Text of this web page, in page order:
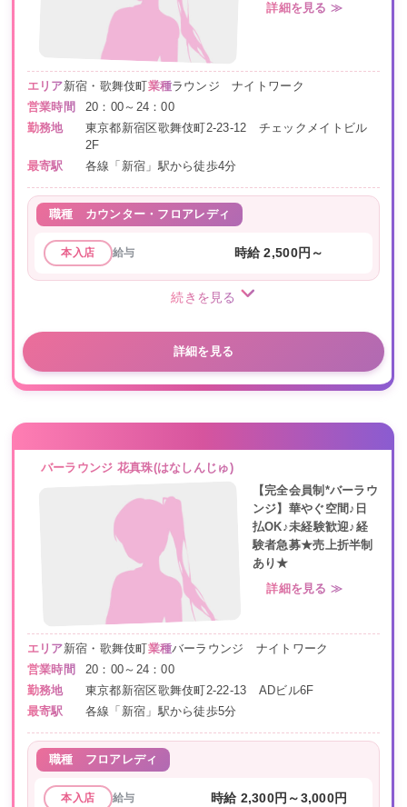
詳細を見る ≫
エリア新宿・歌舞伎町業種ラウンジ ナイトワーク
営業時間
20：00～24：00
勤務地
東京都新宿区歌舞伎町2-23-12 チェックメイトビル
2F
最寄駅
各線「新宿」駅から徒歩4分
職種 カウンター・フロアレディ
本入店 給与 時給 2,500円～
続きを見る
詳細を見る
バーラウンジ 花真珠(はなしんじゅ)
【完全会員制*バーラウ
ンジ】華やぐ空間♪日
払OK♪未経験歓迎♪経
験者急募★売上折半制
あり★
詳細を見る ≫
エリア新宿・歌舞伎町業種バーラウンジ ナイトワーク
営業時間
20：00～24：00
勤務地
東京都新宿区歌舞伎町2-22-13 ADビル6F
最寄駅
各線「新宿」駅から徒歩5分
職種 フロアレディ
本入店 給与 時給 2,300円～3,000円